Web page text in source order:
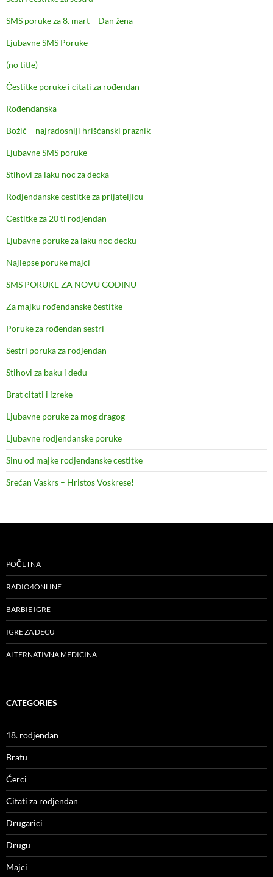
SMS poruke za 8. mart – Dan žena
Ljubavne SMS Poruke
(no title)
Čestitke poruke i citati za rođendan
Rođendanska
Božić – najradosniji hrišćanski praznik
Ljubavne SMS poruke
Stihovi za laku noc za decka
Rodjendanske cestitke za prijateljicu
Cestitke za 20 ti rodjendan
Ljubavne poruke za laku noc decku
Najlepse poruke majci
SMS PORUKE ZA NOVU GODINU
Za majku rođendanske čestitke
Poruke za rođendan sestri
Sestri poruka za rodjendan
Stihovi za baku i dedu
Brat citati i izreke
Ljubavne poruke za mog dragog
Ljubavne rodjendanske poruke
Sinu od majke rodjendanske cestitke
Srećan Vaskrs – Hristos Voskrese!
POČETNA
RADIO4ONLINE
BARBIE IGRE
IGRE ZA DECU
ALTERNATIVNA MEDICINA
CATEGORIES
18. rodjendan
Bratu
Ćerci
Citati za rodjendan
Drugarici
Drugu
Majci